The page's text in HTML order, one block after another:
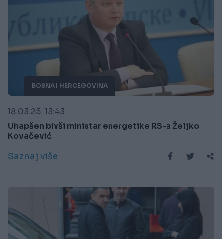
BOSNA I HERCEGOVINA
18.03.25. 13:43
Uhapšen bivši ministar energetike RS-a Željko
Kovačević
Saznaj više